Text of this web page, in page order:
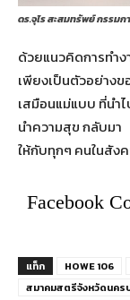
ดร.จุไร สะสมทรัพย์ กรรม
ด้วยแนวคิดการทำง
เพียงเป็นตัวอย่าง
เสมือนแม่แบบ ที่นำ
นำความสุข กลับมา
ให้กับทุกๆ คนในสัง
Facebook
แท็ก HOWE 106
สมาคมสตรีจังหวัดนคร